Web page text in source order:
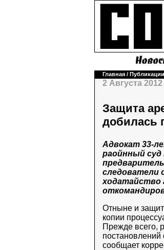
Главная / Публикации
2 Августа 2012
Защита
добилась
Адвокат 33-
раойнный суд
следователи
ходатайство
Отныне и
копии
Прежде всего,
постановлений
сообщает